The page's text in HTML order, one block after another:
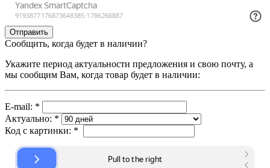
Сообщить, когда будет в наличии?
Укажите период актуальности предложения и свою почту, а
мы сообщим Вам, когда товар будет в наличии:
E-mail: *
Актуально: *
Код с картинки: *